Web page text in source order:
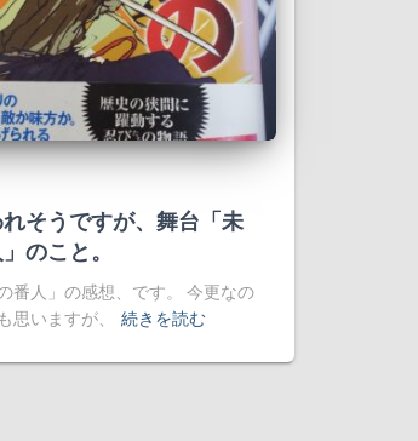
そうですが、舞台「未
のこと。
番人」の感想、です。 今更なの
思いますが、
続きを読む